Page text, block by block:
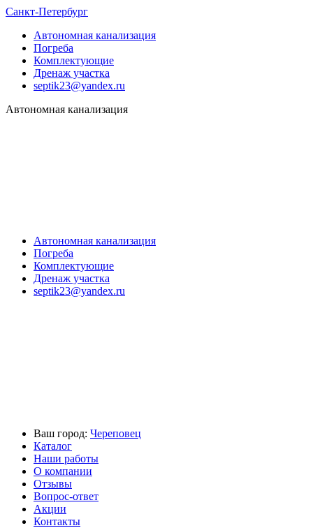
Санкт-Петербург
Автономная канализация
Погреба
Комплектующие
Дренаж участка
septik23@yandex.ru
Автономная канализация
Автономная канализация
Погреба
Комплектующие
Дренаж участка
septik23@yandex.ru
Ваш город: Череповец
Каталог
Наши работы
О компании
Отзывы
Вопрос-ответ
Акции
Контакты